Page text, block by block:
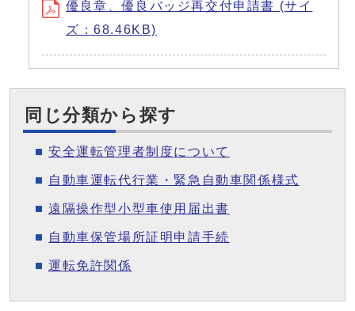
優良章、優良バッジ再交付申請書 (サイ
ズ：68.46KB)
同じ分類から探す
安全運転管理者制度について
自動車運転代行業・緊急自動車関係様式
遠隔操作型小型車使用届出書
自動車保管場所証明申請手続
運転免許関係